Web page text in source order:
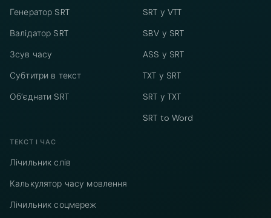
Генератор SRT
Валідатор SRT
Зсув часу
Субтитри в текст
Об’єднати SRT
SRT у VTT
SBV у SRT
ASS у SRT
TXT у SRT
SRT у TXT
SRT to Word
ТЕКСТ І ЧАС
Лічильник слів
Калькулятор часу мовлення
Лічильник соцмереж